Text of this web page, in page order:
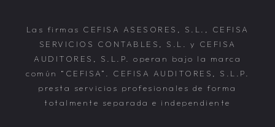
Las firmas CEFISA ASESORES, S.L., CEFISA
SERVICIOS CONTABLES, S.L. y CEFISA
AUDITORES, S.L.P. operan bajo la marca
común “CEFISA”. CEFISA AUDITORES, S.L.P.
presta servicios profesionales de forma
totalmente separada e independiente